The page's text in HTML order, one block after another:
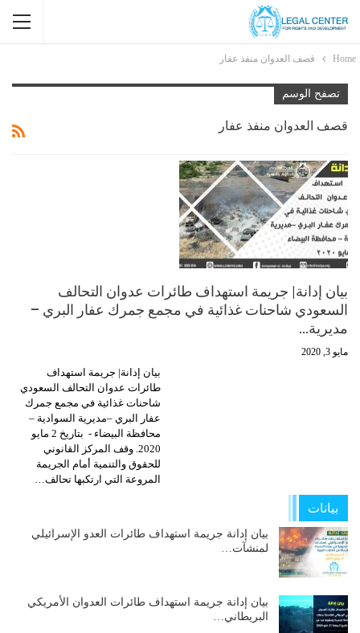
Home قصف العدوان منفذ عفار
تصفح الوسم
قصف العدوان منفذ عفار
بيان إدانة| جريمة استهداف طائرات عدوان التحالف
السعودي شاحنات غذائية في مجمع جمرك عفار البري –
مديرية…
مايو 3, 2020
بيان إدانة| جريمة استهداف
طائرات عدوان التحالف السعودي
شاحنات غذائية في مجمع جمرك
عفار البري –مديرية السوادية –
محافظة البيضاء - بتاريخ 2 مايو
2020. وقف المركز القانوني
للحقوق والتنمية أمام الجريمة
المروعة التي ارتكبها تحالف…
بيانات
بيان إدانة جريمة استهداف طائرات العدو الإسرائيلي
لمنشآت…
بيان إدانة جريمة استهداف طائرات العدوان الأمريكي
البريطاني…